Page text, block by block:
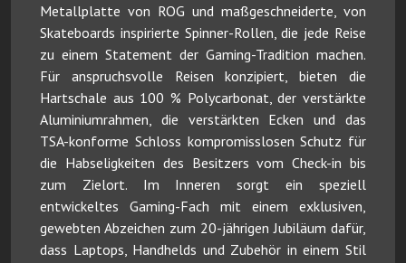
Metallplatte von ROG und maßgeschneiderte, von
Skateboards inspirierte Spinner-Rollen, die jede Reise
zu einem Statement der Gaming-Tradition machen.
Für anspruchsvolle Reisen konzipiert, bieten die
Hartschale aus 100 % Polycarbonat, der verstärkte
Aluminiumrahmen, die verstärkten Ecken und das
TSA-konforme Schloss kompromisslosen Schutz für
die Habseligkeiten des Besitzers vom Check-in bis
zum Zielort. Im Inneren sorgt ein speziell
entwickeltes Gaming-Fach mit einem exklusiven,
gewebten Abzeichen zum 20-jährigen Jubiläum dafür,
dass Laptops, Handhelds und Zubehör in einem Stil